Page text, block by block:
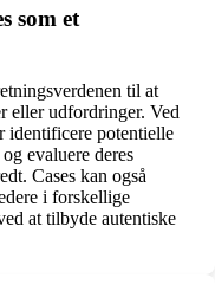
som et
til at
eller udfordringer. Ved
identificere potentielle
evaluere deres
Cases kan også
i forskellige
at tilbyde autentiske